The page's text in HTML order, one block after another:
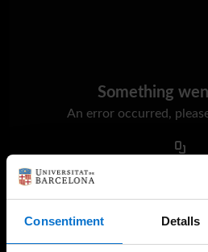
Consentiment Detalls
Something
An error occurred,